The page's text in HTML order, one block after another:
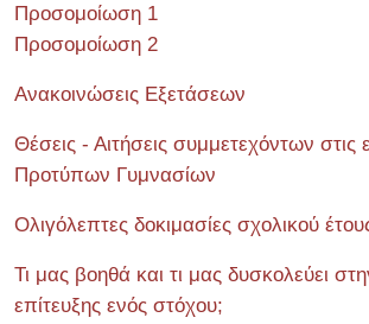
Προσομοίωση 1
Προσομοίωση 2
Ανακοινώσεις Εξετάσεων
Θέσεις - Αιτήσεις συμμετεχόντων στις
Προτύπων Γυμνασίων
Ολιγόλεπτες δοκιμασίες σχολικού
Τι μας βοηθά και τι μας δυσκολεύει
επίτευξης ενός στόχου;